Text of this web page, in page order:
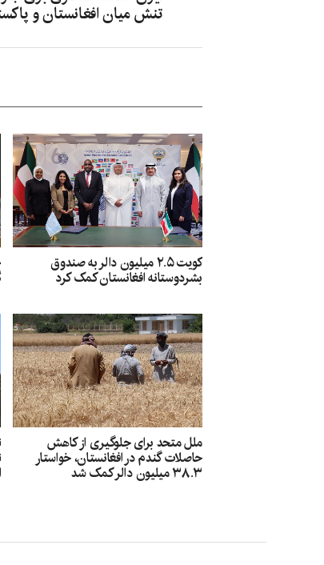
تنش میان افغانستان و
کویت ۲.۵ میلیون دالر به صندوق
بشردوستانه افغانستان کمک کرد
ملل متحد برای جلوگیری از کاهش
حاصلات گندم در افغانستان، خواستار
۳۸.۳ میلیون دالر کمک شد